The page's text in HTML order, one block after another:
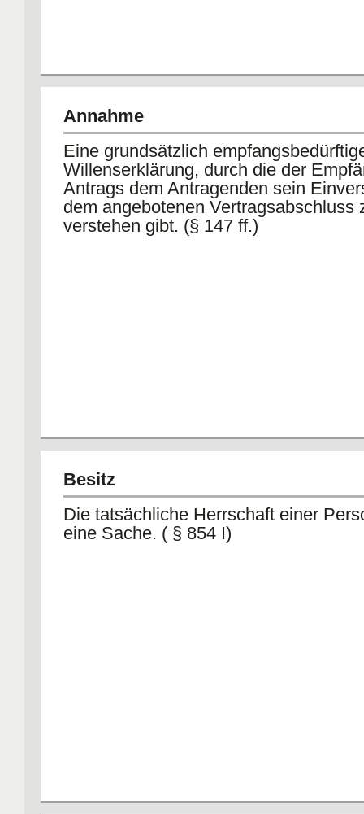
Annahme
Eine grundsätzlich
Willenserklärung, durch die der
Antrags dem Antragenden sein
dem angebotenen Vertragsabschluss
verstehen gibt. (§ 147 ff.)
Besitz
Die tatsächliche Herrschaft einer
eine Sache. ( § 854 I)